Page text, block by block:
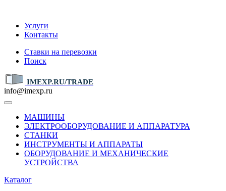
Услуги
Контакты
Ставки на перевозки
Поиск
IMEXP.RU/TRADE
info@imexp.ru
МАШИНЫ
ЭЛЕКТРООБОРУДОВАНИЕ И АППАРАТУРА
СТАНКИ
ИНСТРУМЕНТЫ И АППАРАТЫ
ОБОРУДОВАНИЕ И МЕХАНИЧЕСКИЕ
УСТРОЙСТВА
Каталог